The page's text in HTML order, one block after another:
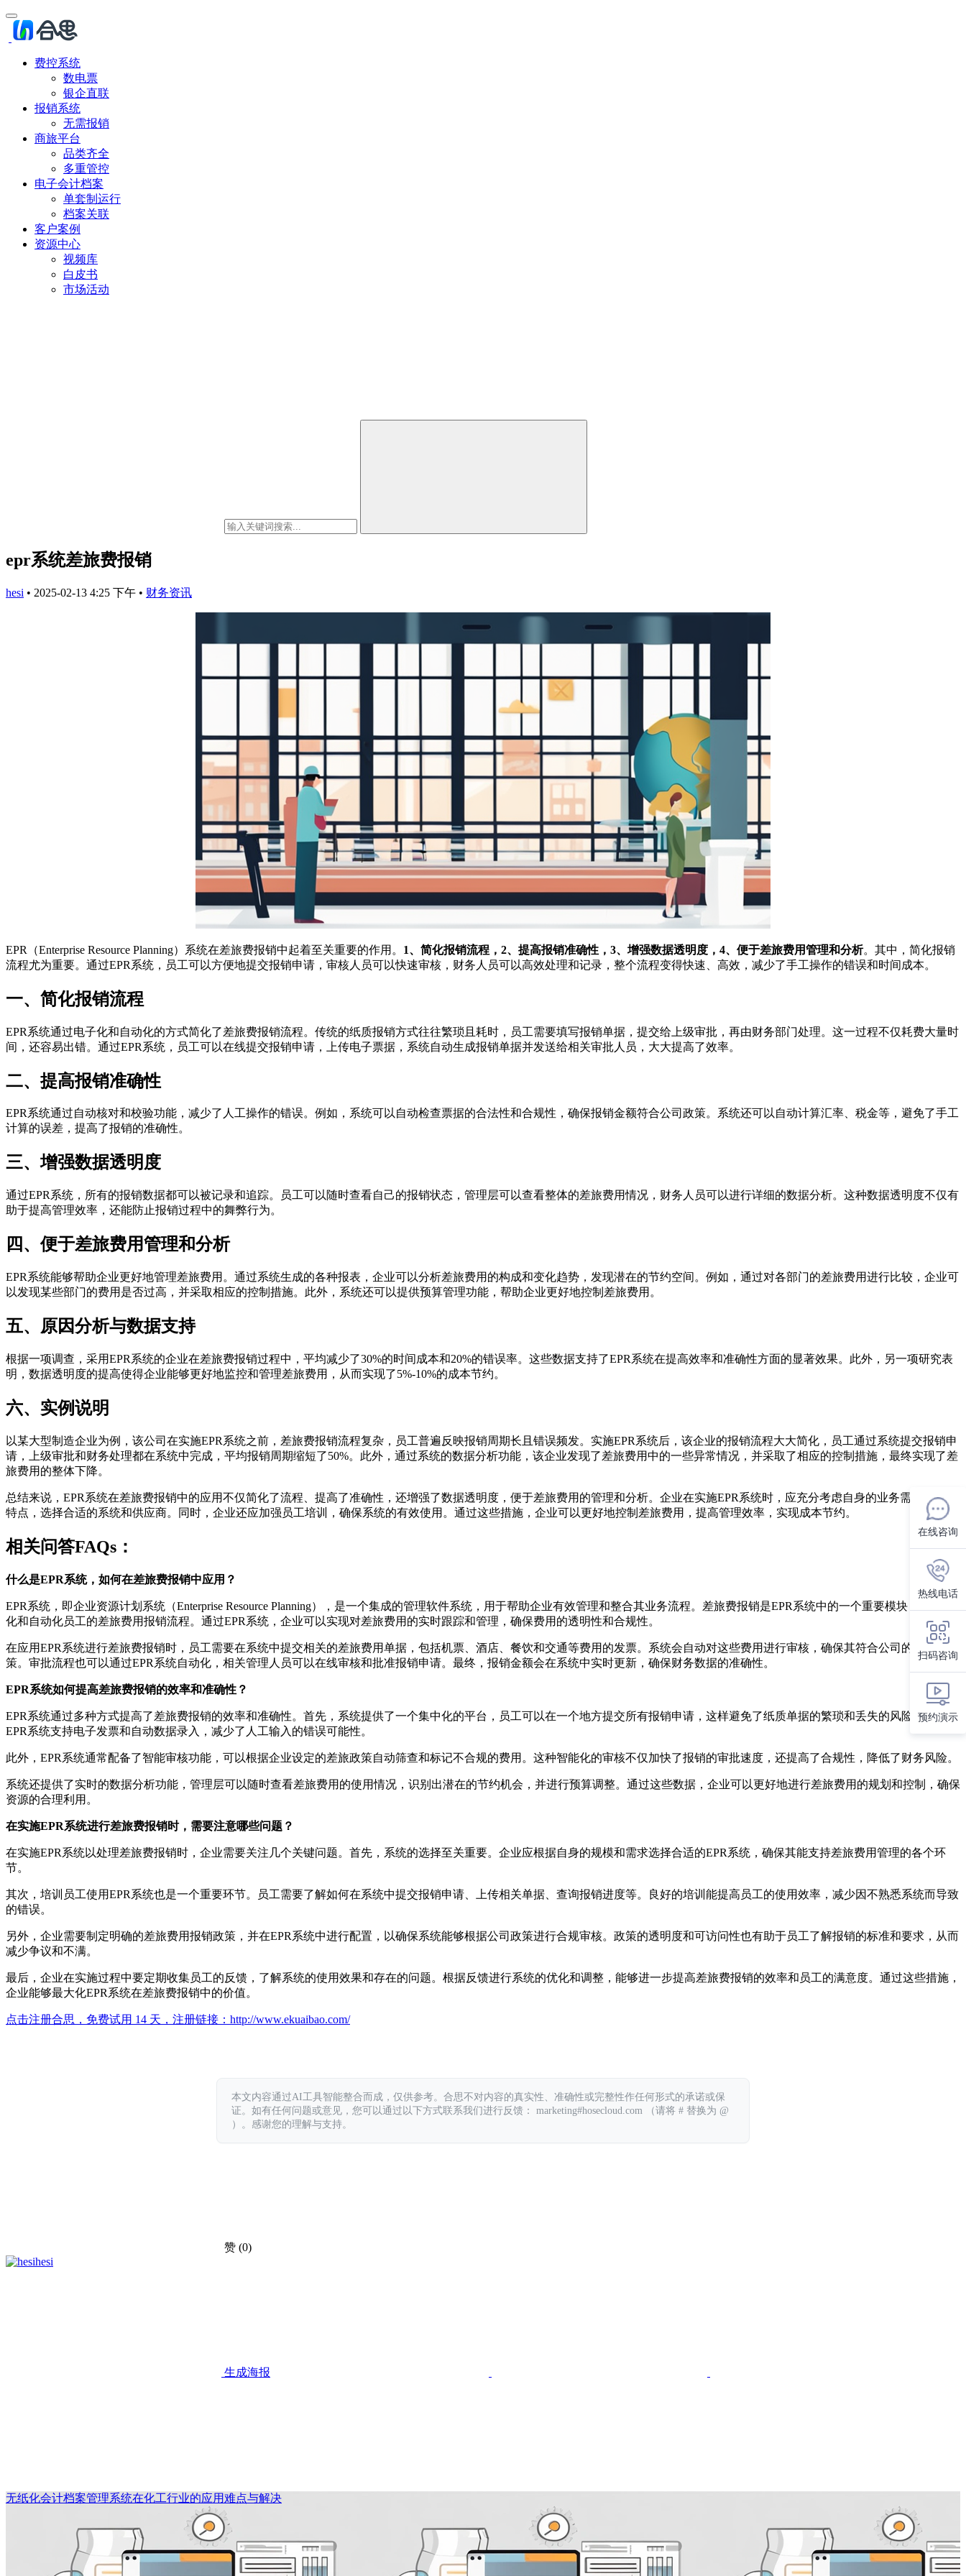
费控系统
数电票
银企直联
报销系统
无需报销
商旅平台
品类齐全
多重管控
电子会计档案
单套制运行
档案关联
客户案例
资源中心
视频库
白皮书
市场活动
epr系统差旅费报销
hesi • 2025-02-13 4:25 下午 • 财务资讯
EPR（Enterprise Resource Planning）系统在差旅费报销中起着至关重要的作用。 1、简化报销流程，2、提高报销准确性，3、增强数据透明度，4、便于差旅费用管理和分析。其中，简化报销
流程尤为重要。通过EPR系统，员工可以方便地提交报销申请，审核人员可以快速审核，财务人员可以高效处理和记录，整个流程变得快速、高效，减少了手工操作的错误和时间成本。
一、简化报销流程
EPR系统通过电子化和自动化的方式简化了差旅费报销流程。传统的纸质报销方式往往繁琐且耗时，员工需要填写报销单据，提交给上级审批，再由财务部门处理。这一过程不仅耗费大量时
间，还容易出错。通过EPR系统，员工可以在线提交报销申请，上传电子票据，系统自动生成报销单据并发送给相关审批人员，大大提高了效率。
二、提高报销准确性
EPR系统通过自动核对和校验功能，减少了人工操作的错误。例如，系统可以自动检查票据的合法性和合规性，确保报销金额符合公司政策。系统还可以自动计算汇率、税金等，避免了手工
计算的误差，提高了报销的准确性。
三、增强数据透明度
通过EPR系统，所有的报销数据都可以被记录和追踪。员工可以随时查看自己的报销状态，管理层可以查看整体的差旅费用情况，财务人员可以进行详细的数据分析。这种数据透明度不仅有
助于提高管理效率，还能防止报销过程中的舞弊行为。
四、便于差旅费用管理和分析
EPR系统能够帮助企业更好地管理差旅费用。通过系统生成的各种报表，企业可以分析差旅费用的构成和变化趋势，发现潜在的节约空间。例如，通过对各部门的差旅费用进行比较，企业可
以发现某些部门的费用是否过高，并采取相应的控制措施。此外，系统还可以提供预算管理功能，帮助企业更好地控制差旅费用。
五、原因分析与数据支持
根据一项调查，采用EPR系统的企业在差旅费报销过程中，平均减少了30%的时间成本和20%的错误率。这些数据支持了EPR系统在提高效率和准确性方面的显著效果。此外，另一项研究表
明，数据透明度的提高使得企业能够更好地监控和管理差旅费用，从而实现了5%-10%的成本节约。
六、实例说明
以某大型制造企业为例，该公司在实施EPR系统之前，差旅费报销流程复杂，员工普遍反映报销周期长且错误频发。实施EPR系统后，该企业的报销流程大大简化，员工通过系统提交报销申
请，上级审批和财务处理都在系统中完成，平均报销周期缩短了50%。此外，通过系统的数据分析功能，该企业发现了差旅费用中的一些异常情况，并采取了相应的控制措施，最终实现了差
旅费用的整体下降。
总结来说，EPR系统在差旅费报销中的应用不仅简化了流程、提高了准确性，还增强了数据透明度，便于差旅费用的管理和分析。企业在实施EPR系统时，应充分考虑自身的业务需求和管理
特点，选择合适的系统和供应商。同时，企业还应加强员工培训，确保系统的有效使用。通过这些措施，企业可以更好地控制差旅费用，提高管理效率，实现成本节约。
相关问答FAQs：
什么是EPR系统，如何在差旅费报销中应用？
EPR系统，即企业资源计划系统（Enterprise Resource Planning），是一个集成的管理软件系统，用于帮助企业有效管理和整合其业务流程。差旅费报销是EPR系统中的一个重要模块，旨在简
化和自动化员工的差旅费用报销流程。通过EPR系统，企业可以实现对差旅费用的实时跟踪和管理，确保费用的透明性和合规性。
在应用EPR系统进行差旅费报销时，员工需要在系统中提交相关的差旅费用单据，包括机票、酒店、餐饮和交通等费用的发票。系统会自动对这些费用进行审核，确保其符合公司的差旅政
策。审批流程也可以通过EPR系统自动化，相关管理人员可以在线审核和批准报销申请。最终，报销金额会在系统中实时更新，确保财务数据的准确性。
EPR系统如何提高差旅费报销的效率和准确性？
EPR系统通过多种方式提高了差旅费报销的效率和准确性。首先，系统提供了一个集中化的平台，员工可以在一个地方提交所有报销申请，这样避免了纸质单据的繁琐和丢失的风险。其次，
EPR系统支持电子发票和自动数据录入，减少了人工输入的错误可能性。
此外，EPR系统通常配备了智能审核功能，可以根据企业设定的差旅政策自动筛查和标记不合规的费用。这种智能化的审核不仅加快了报销的审批速度，还提高了合规性，降低了财务风险。
系统还提供了实时的数据分析功能，管理层可以随时查看差旅费用的使用情况，识别出潜在的节约机会，并进行预算调整。通过这些数据，企业可以更好地进行差旅费用的规划和控制，确保
资源的合理利用。
在实施EPR系统进行差旅费报销时，需要注意哪些问题？
在实施EPR系统以处理差旅费报销时，企业需要关注几个关键问题。首先，系统的选择至关重要。企业应根据自身的规模和需求选择合适的EPR系统，确保其能支持差旅费用管理的各个环
节。
其次，培训员工使用EPR系统也是一个重要环节。员工需要了解如何在系统中提交报销申请、上传相关单据、查询报销进度等。良好的培训能提高员工的使用效率，减少因不熟悉系统而导致
的错误。
另外，企业需要制定明确的差旅费用报销政策，并在EPR系统中进行配置，以确保系统能够根据公司政策进行合规审核。政策的透明度和可访问性也有助于员工了解报销的标准和要求，从而
减少争议和不满。
最后，企业在实施过程中要定期收集员工的反馈，了解系统的使用效果和存在的问题。根据反馈进行系统的优化和调整，能够进一步提高差旅费报销的效率和员工的满意度。通过这些措施，
企业能够最大化EPR系统在差旅费报销中的价值。
点击注册合思，免费试用 14 天，注册链接： http://www.ekuaibao.com/
本文内容通过AI工具智能整合而成，仅供参考。合思不对内容的真实性、准确性或完整性作任何形式的承诺或保
证。如有任何问题或意见，您可以通过以下方式联系我们进行反馈： marketing#hosecloud.com （请将 # 替换为 @
）。感谢您的理解与支持。
赞 (0)
hesi
生成海报
无纸化会计档案管理系统在化工行业的应用难点与解决
在线咨询
热线电话
扫码咨询
预约演示